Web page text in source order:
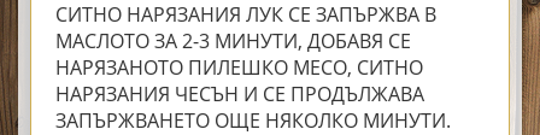
СИТНО НАРЯЗАНИЯ ЛУК СЕ ЗАПЪРЖВА В
МАСЛОТО ЗА 2-3 МИНУТИ, ДОБАВЯ СЕ
НАРЯЗАНОТО ПИЛЕШКО МЕСО, СИТНО
НАРЯЗАНИЯ ЧЕСЪН И СЕ ПРОДЪЛЖАВА
ЗАПЪРЖВАНЕТО ОЩЕ НЯКОЛКО МИНУТИ.